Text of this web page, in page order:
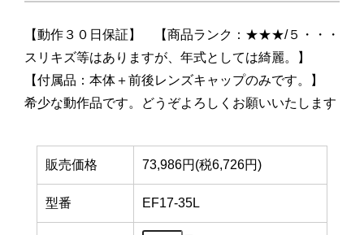
【動作３０日保証】 【商品ランク：★★★/５・・・
スリキズ等はありますが、年式としては綺麗。】
【付属品：本体＋前後レンズキャップのみです。】
希少な動作品です。どうぞよろしくお願いいたします
販売価格 73,986円(税6,726円)
型番 EF17-35L